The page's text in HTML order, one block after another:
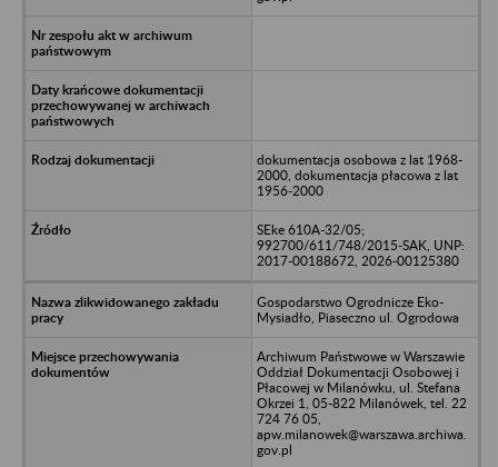
dokumentacja osobowa z lat 1968-
2000, dokumentacja płacowa z lat
1956-2000
SEke 610A-32/05;
992700/611/748/2015-SAK, UNP:
2017-00188672, 2026-00125380
Gospodarstwo Ogrodnicze Eko-
Mysiadło, Piaseczno ul. Ogrodowa
Archiwum Państwowe w Warszawie
Oddział Dokumentacji Osobowej i
Płacowej w Milanówku, ul. Stefana
Okrzei 1, 05-822 Milanówek, tel. 22
724 76 05,
apw.milanowek@warszawa.archiwa.
gov.pl